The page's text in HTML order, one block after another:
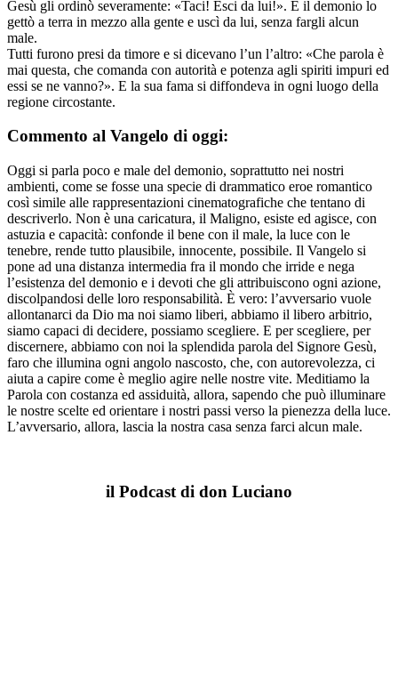
Gesù gli ordinò severamente: «Taci! Esci da lui!». E il demonio lo
gettò a terra in mezzo alla gente e uscì da lui, senza fargli alcun
male.
Tutti furono presi da timore e si dicevano l’un l’altro: «Che parola è
mai questa, che comanda con autorità e potenza agli spiriti impuri ed
essi se ne vanno?». E la sua fama si diffondeva in ogni luogo della
regione circostante.
Commento al Vangelo di oggi:
Oggi si parla poco e male del demonio, soprattutto nei nostri
ambienti, come se fosse una specie di drammatico eroe romantico
così simile alle rappresentazioni cinematografiche che tentano di
descriverlo. Non è una caricatura, il Maligno, esiste ed agisce, con
astuzia e capacità: confonde il bene con il male, la luce con le
tenebre, rende tutto plausibile, innocente, possibile. Il Vangelo si
pone ad una distanza intermedia fra il mondo che irride e nega
l’esistenza del demonio e i devoti che gli attribuiscono ogni azione,
discolpandosi delle loro responsabilità. È vero: l’avversario vuole
allontanarci da Dio ma noi siamo liberi, abbiamo il libero arbitrio,
siamo capaci di decidere, possiamo scegliere. E per scegliere, per
discernere, abbiamo con noi la splendida parola del Signore Gesù,
faro che illumina ogni angolo nascosto, che, con autorevolezza, ci
aiuta a capire come è meglio agire nelle nostre vite. Meditiamo la
Parola con costanza ed assiduità, allora, sapendo che può illuminare
le nostre scelte ed orientare i nostri passi verso la pienezza della luce.
L’avversario, allora, lascia la nostra casa senza farci alcun male.
il Podcast di don Luciano